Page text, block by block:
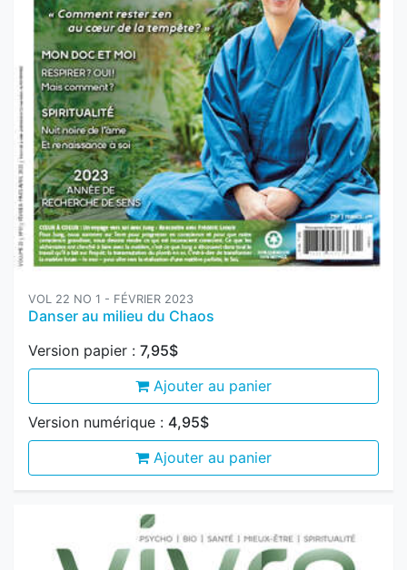
VOL 22 NO 1 - FÉVRIER 2023
Danser au milieu du Chaos
Ajouter au panier
Version numérique :4,95$
Ajouter au panier